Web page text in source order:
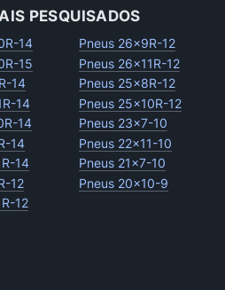
PESQUISADOS
14
15
14
14
14
14
14
12
12
Pneus 26x9R-12
Pneus 26x11R-12
Pneus 25x8R-12
Pneus 25x10R-12
Pneus 23x7-10
Pneus 22x11-10
Pneus 21x7-10
Pneus 20x10-9